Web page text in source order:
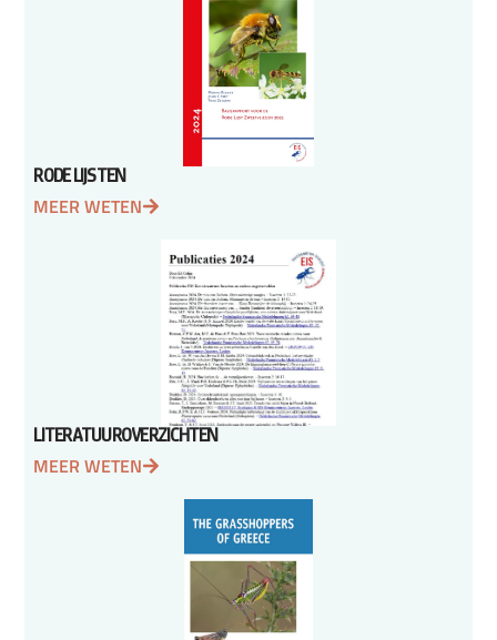
RODE LIJSTEN
MEER WETEN
LITERATUUROVERZICHTEN
MEER WETEN